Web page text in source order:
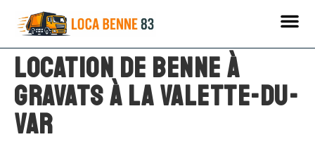
Location de benne à
gravats à La Valette-du-
Var